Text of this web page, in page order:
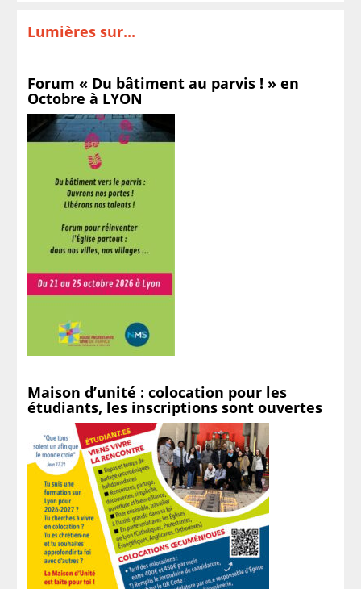
Lumières sur...
Forum « Du bâtiment au parvis ! » en
Octobre à LYON
Maison d’unité : colocation pour les
étudiants, les inscriptions sont ouvertes